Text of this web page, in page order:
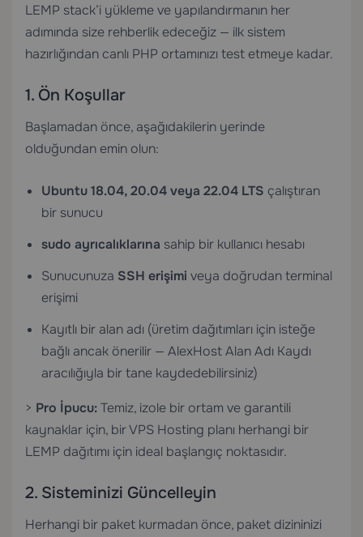
LEMP stack’i yükleme ve yapılandırmanın her
adımında size rehberlik edeceğiz — ilk sistem
hazırlığından canlı PHP ortamınızı test etmeye kadar.
1. Ön Koşullar
Başlamadan önce, aşağıdakilerin yerinde
olduğundan emin olun:
Ubuntu 18.04, 20.04 veya 22.04 LTS çalıştıran
bir sunucu
sudo ayrıcalıklarına sahip bir kullanıcı hesabı
Sunucunuza SSH erişimi veya doğrudan terminal
erişimi
Kayıtlı bir alan adı (üretim dağıtımları için isteğe
bağlı ancak önerilir — AlexHost Alan Adı Kaydı
aracılığıyla bir tane kaydedebilirsiniz)
> Pro İpucu:Temiz, izole bir ortam ve garantili
kaynaklar için, birVPS Hosting planı herhangi bir
LEMP dağıtımı için ideal başlangıç noktasıdır.
2. Sisteminizi Güncelleyin
Herhangi bir paket kurmadan önce, paket dizininizi